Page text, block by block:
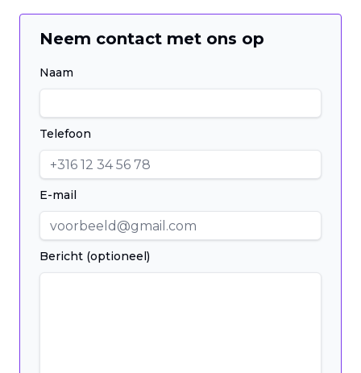
Neem contact met ons op
Naam
Telefoon
E-mail
Bericht (optioneel)